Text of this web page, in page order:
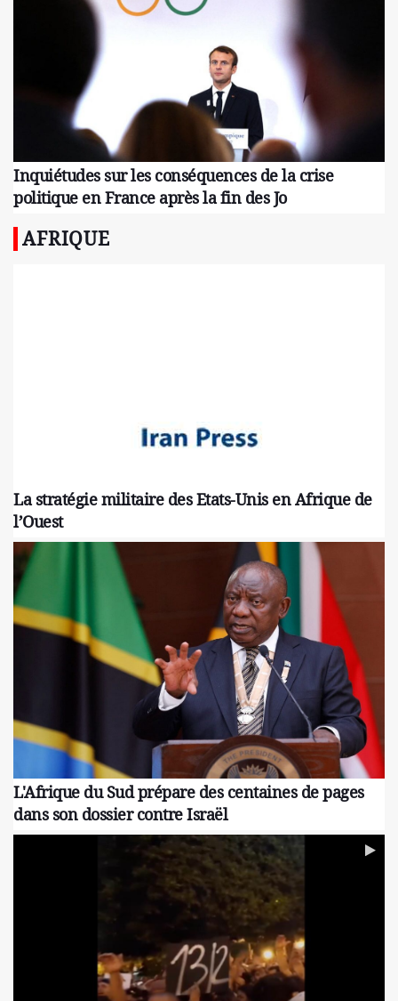
Inquiétudes sur les conséquences de la crise
politique en France après la fin des Jo
AFRIQUE
La stratégie militaire des Etats-Unis en Afrique de
l’Ouest
L'Afrique du Sud prépare des centaines de pages
dans son dossier contre Israël